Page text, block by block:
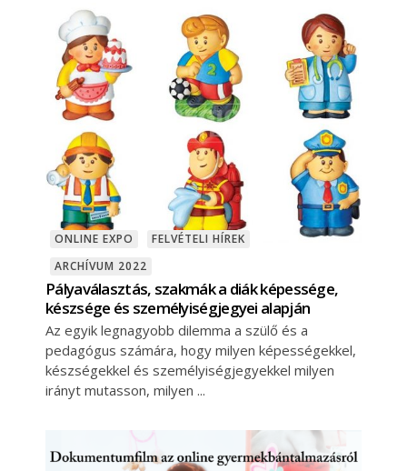
ONLINE EXPO
FELVÉTELI HÍREK
ARCHÍVUM 2022
Pályaválasztás, szakmák a diák képessége,
készsége és személyiségjegyei alapján
Az egyik legnagyobb dilemma a szülő és a
pedagógus számára, hogy milyen képességekkel,
készségekkel és személyiségjegyekkel milyen
irányt mutasson, milyen